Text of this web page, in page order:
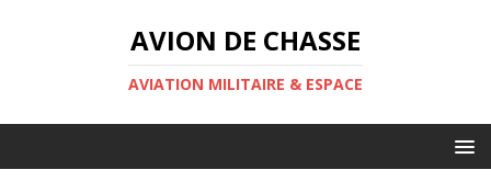
AVION DE CHASSE
AVIATION MILITAIRE & ESPACE